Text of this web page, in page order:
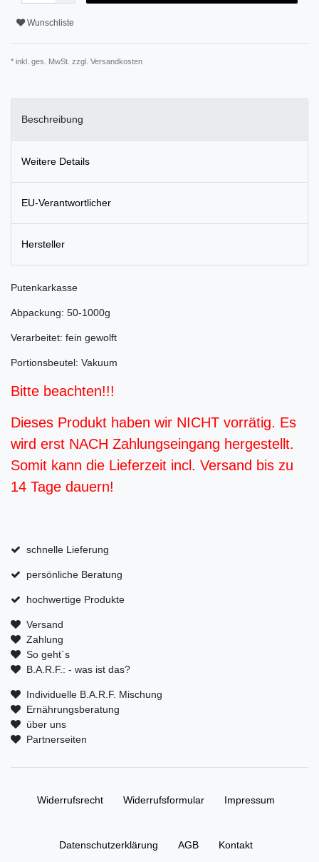
Wunschliste
* inkl. ges. MwSt. zzgl. Versandkosten
Beschreibung
Weitere Details
EU-Verantwortlicher
Hersteller
Putenkarkasse
Abpackung: 50-1000g
Verarbeitet: fein gewolft
Portionsbeutel: Vakuum
Bitte beachten!!!
Dieses Produkt haben wir NICHT vorrätig. Es
wird erst NACH Zahlungseingang hergestellt.
Somit kann die Lieferzeit incl. Versand bis zu
14 Tage dauern!
schnelle Lieferung
persönliche Beratung
hochwertige Produkte
Versand
Zahlung
So geht´s
B.A.R.F.: - was ist das?
Individuelle B.A.R.F. Mischung
Ernährungsberatung
über uns
Partnerseiten
Widerrufs­recht Widerrufs­formular Impressum
Daten­schutz­erklärung AGB Kontakt